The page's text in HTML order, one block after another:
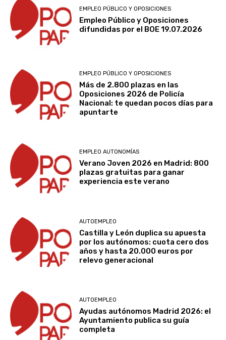
EMPLEO PÚBLICO Y OPOSICIONES
Empleo Público y Oposiciones
difundidas por el BOE 19.07.2026
EMPLEO PÚBLICO Y OPOSICIONES
Más de 2.800 plazas en las
Oposiciones 2026 de Policía
Nacional: te quedan pocos días para
apuntarte
EMPLEO AUTONOMÍAS
Verano Joven 2026 en Madrid: 800
plazas gratuitas para ganar
experiencia este verano
AUTOEMPLEO
Castilla y León duplica su apuesta
por los autónomos: cuota cero dos
años y hasta 20.000 euros por
relevo generacional
AUTOEMPLEO
Ayudas autónomos Madrid 2026: el
Ayuntamiento publica su guía
completa